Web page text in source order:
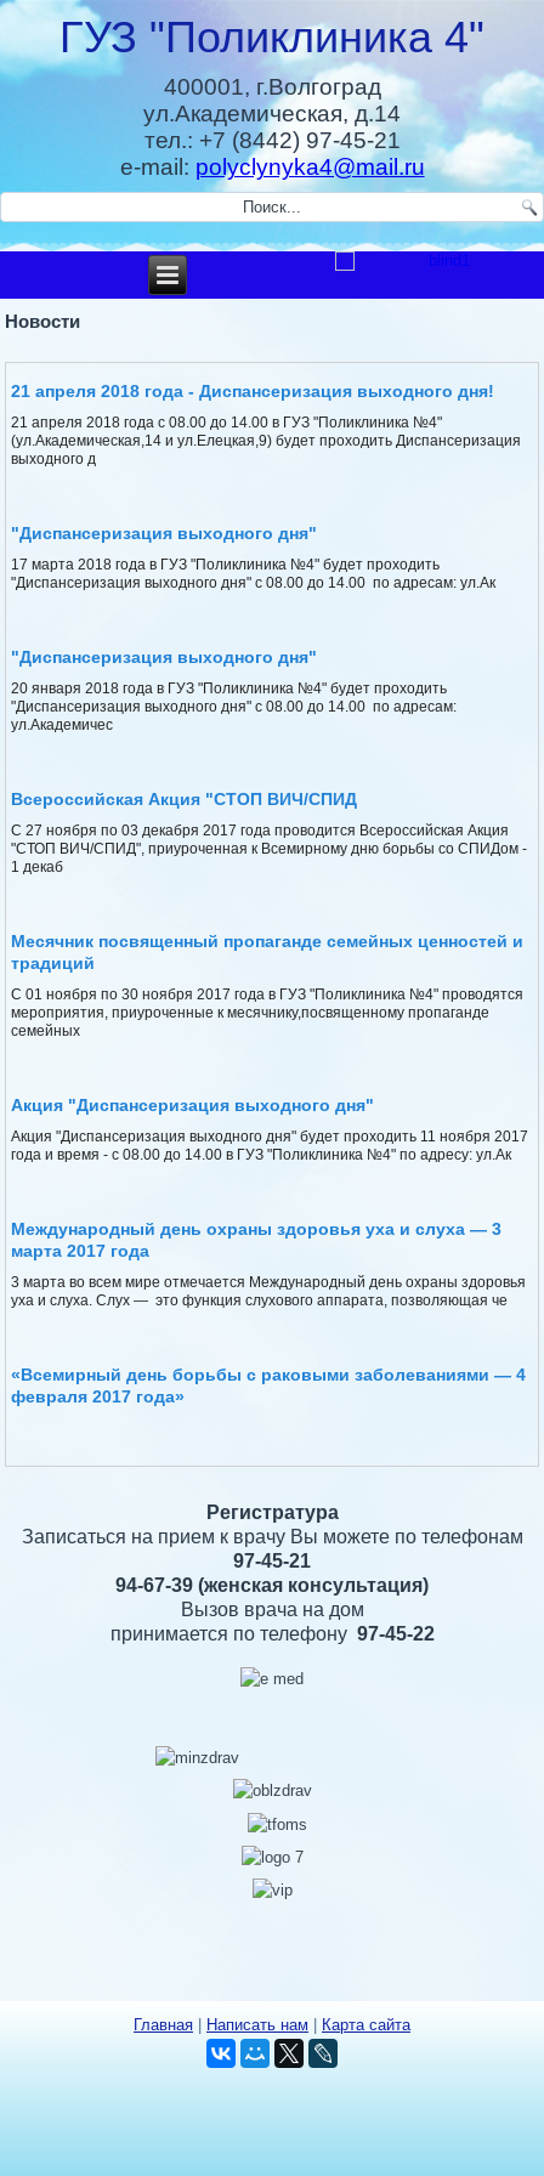
ГУЗ "Поликлиника 4"
400001, г.Волгоград
ул.Академическая, д.14
тел.: +7 (8442) 97-45-21
e-mail: polyclynyka4@mail.ru
Новости
21 апреля 2018 года - Диспансеризация выходного дня!
21 апреля 2018 года с 08.00 до 14.00 в ГУЗ "Поликлиника №4"
(ул.Академическая,14 и ул.Елецкая,9) будет проходить Диспансеризация
выходного д
"Диспансеризация выходного дня"
17 марта 2018 года в ГУЗ "Поликлиника №4" будет проходить
"Диспансеризация выходного дня" с 08.00 до 14.00 по адресам: ул.Ак
"Диспансеризация выходного дня"
20 января 2018 года в ГУЗ "Поликлиника №4" будет проходить
"Диспансеризация выходного дня" с 08.00 до 14.00 по адресам:
ул.Академичес
Всероссийская Акция "СТОП ВИЧ/СПИД
С 27 ноября по 03 декабря 2017 года проводится Всероссийская Акция
"СТОП ВИЧ/СПИД", приуроченная к Всемирному дню борьбы со СПИДом -
1 декаб
Месячник посвященный пропаганде семейных ценностей и
традиций
С 01 ноября по 30 ноября 2017 года в ГУЗ "Поликлиника №4" проводятся
мероприятия, приуроченные к месячнику,посвященному пропаганде
семейных
Акция "Диспансеризация выходного дня"
Акция "Диспансеризация выходного дня" будет проходить 11 ноября 2017
года и время - с 08.00 до 14.00 в ГУЗ "Поликлиника №4" по адресу: ул.Ак
Международный день охраны здоровья уха и слуха — 3
марта 2017 года
3 марта во всем мире отмечается Международный день охраны здоровья
уха и слуха. Слух — это функция слухового аппарата, позволяющая че
«Всемирный день борьбы с раковыми заболеваниями — 4
февраля 2017 года»
Регистратура
Записаться на прием к врачу Вы можете по телефонам
97-45-21
94-67-39 (женская консультация)
Вызов врача на дом
принимается по телефону 97-45-22
Главная Написать нам Карта сайта